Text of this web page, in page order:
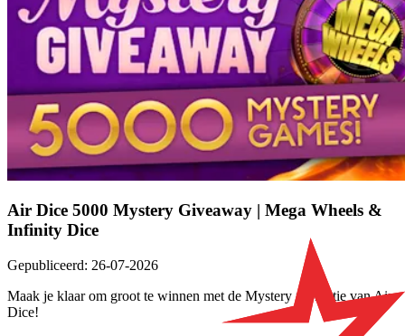
Air Dice 5000 Mystery Giveaway | Mega Wheels &
Infinity Dice
Gepubliceerd: 26-07-2026
Maak je klaar om groot te winnen met de Mystery promotie van Air
Dice!